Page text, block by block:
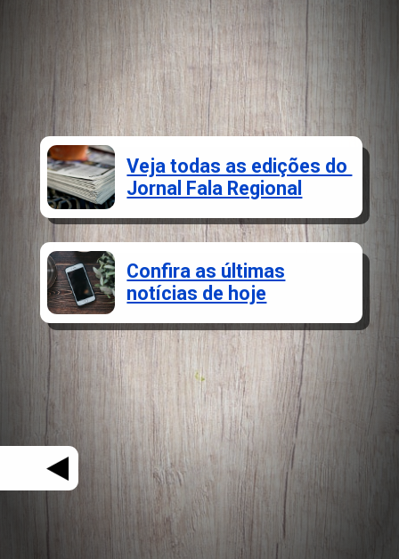
Veja todas as edições do
Jornal Fala Regional
Confira as últimas
notícias de hoje